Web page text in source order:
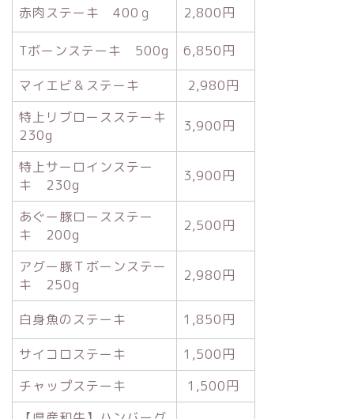
赤肉ステーキ 400ｇ 2,800円
Tボーンステーキ 500g
6,850円
マイエビ＆ステーキ
2,980円
特上リブロースステーキ
230g
3,900円
特上サーロインステー
キ 230g
3,900円
あぐー豚ロースステー
キ 200g
2,500円
アグー豚Ｔボーンステー
キ 250g
2,980円
白身魚のステーキ
1,850円
サイコロステーキ
1,500円
チャップステーキ
1,500円